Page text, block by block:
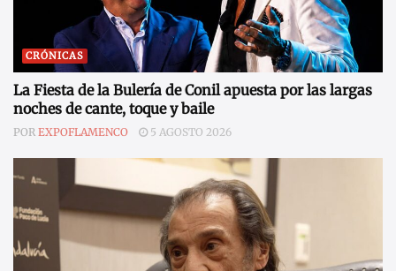
CRÓNICAS
La Fiesta de la Bulería de Conil apuesta por las largas
noches de cante, toque y baile
POR EXPOFLAMENCO 5 AGOSTO 2026